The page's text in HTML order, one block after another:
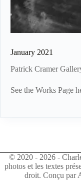
January 2021
Patrick Cramer
See the Works Page
© 2020 - 2026 -
photos et les textes
droit. Conçu par